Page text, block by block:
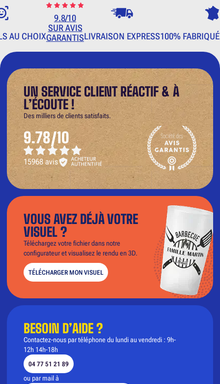
AU CHOIX
9.8/10
SUR AVIS
GARANTISLIVRAISON EXPRESS100%
UN SERVICE CLIENT RÉACTIF & À
L’ÉCOUTE !
Des milliers de clients satisfaits.
9.78/10
15968 avis
VOUS AVEZ DÉJÀ VOTRE
VISUEL ?
Téléchargez votre fichier dans notre
configurateur et visualisez le rendu en 3D.
TÉLÉCHARGER MON VISUEL
BESOIN D’AIDE ?
Contactez-nous par téléphone du lundi au vendredi : 9h-
12h 14h-18h
04 77 51 21 89
ou par mail à